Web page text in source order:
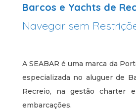
Barcos e Yachts de
Navegar sem
A SEABAR é uma marca da
especializada no aluguer de
Recreio, na gestão charter
embarcações.